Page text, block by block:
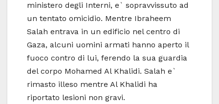
ministero degli Interni, e` sopravvissuto ad
un tentato omicidio. Mentre Ibraheem
Salah entrava in un edificio nel centro di
Gaza, alcuni uomini armati hanno aperto il
fuoco contro di lui, ferendo la sua guardia
del corpo Mohamed Al Khalidi. Salah e`
rimasto illeso mentre Al Khalidi ha
riportato lesioni non gravi.